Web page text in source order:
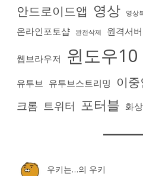
안드로이드앱 영상 영상
온라인포토샵 완전삭제 원격서
웹브라우저 윈도우10
유투브 유투브스트리밍 이
크롬 트위터 포터블 화
우키는…의 우키